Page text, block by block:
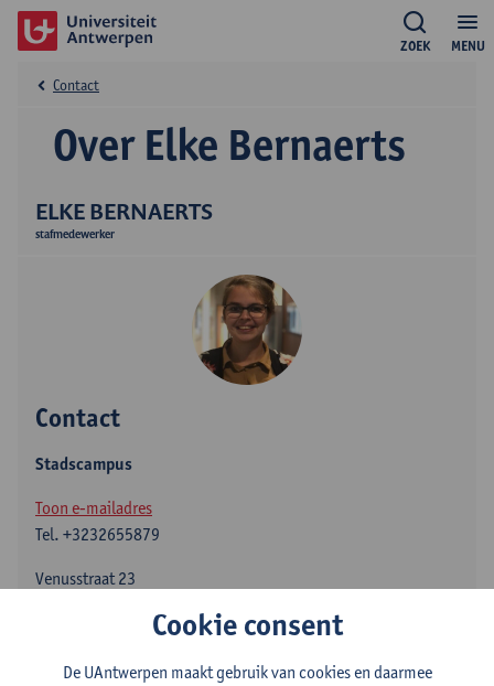
MENU
ZOEK
ELKE BERNAERTS
stafmedewerker
Over Elke Bernaerts
Contact
Contact
Stadscampus
Toon e-mailadres
Tel. +3232655879
Venusstraat 23
Cookie consent
De UAntwerpen maakt gebruik van cookies en daarmee